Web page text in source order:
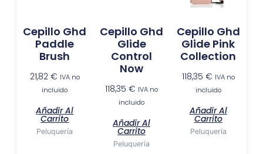
Cepillo Ghd
Paddle
Brush
21,82 € IVA no
incluido
Añadir Al
Carrito
Peluquería
Cepillo Ghd
Glide
Control
Now
118,35 € IVA no
incluido
Añadir Al
Carrito
Peluquería
Cepillo Ghd
Glide Pink
Collection
118,35 € IVA no
incluido
Añadir Al
Carrito
Peluquería